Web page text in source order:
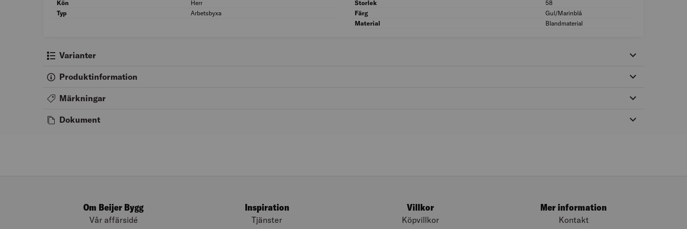
Kön
Herr
Kön: Herr
Typ
Arbetsbyxa Typ: Arbetsbyxa
Storlek
58
Färg
Gul/Marinblå
Material
Blandmaterial
Varianter
Produktinformation
Märkningar
Dokument
Om Beijer Bygg
Vår affärsidé
Inspiration
Tjänster
Villkor
Köpvillkor
Mer information
Kontakt